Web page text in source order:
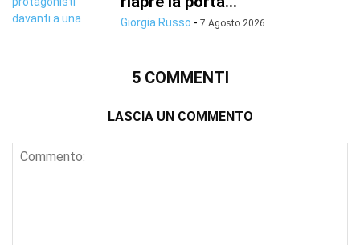
Giorgia Russo - 7 Agosto 2026
5 COMMENTI
LASCIA UN COMMENTO